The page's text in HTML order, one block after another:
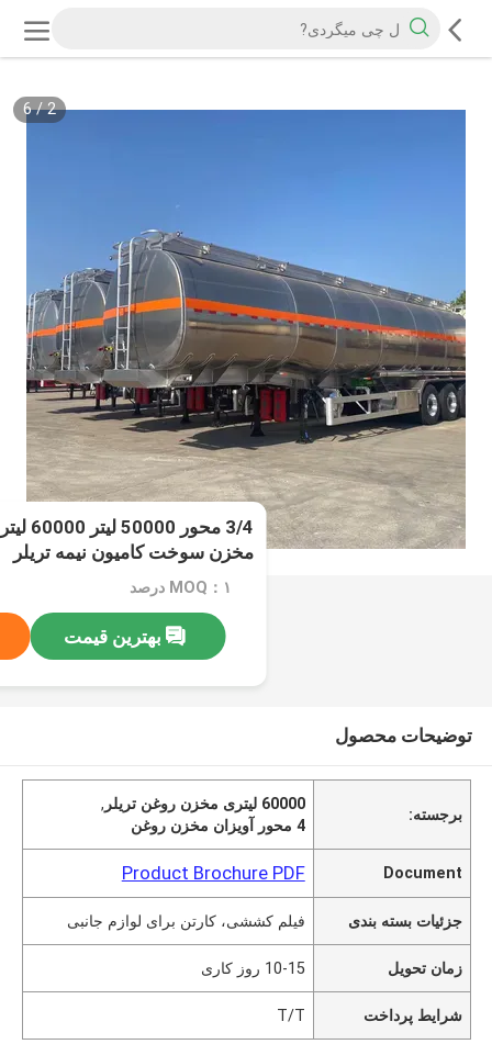
2
/
6
3/4
مخزن سوخت کامیون نیمه تریلر
MOQ：۱ درصد
بهترین قیمت
توضیحات محصول
برجسته:
60000 لیتری مخزن روغن تریلر
,
4 محور آویزان مخزن روغن
Document
Product Brochure PDF
جزئیات بسته بندی فیلم کششی، کارتن برای لوازم جانبی
زمان تحویل 10-15 روز کاری
شرایط پرداخت T/T